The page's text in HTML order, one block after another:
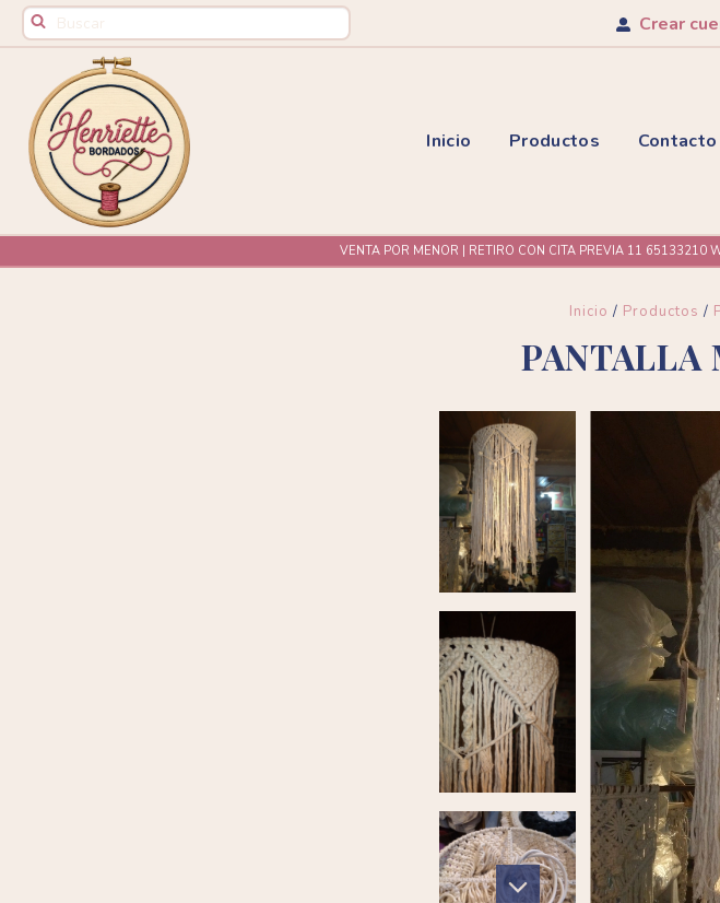
Crear
Inicio Productos Contacto
VENTA POR MENOR | RETIRO CON CITA PREVIA 11 65133210
Inicio / Productos /
PANTALLA